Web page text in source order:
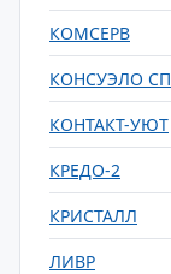
КОМСЕРВ
КОНСУЭЛО СП
КОНТАКТ-УЮТ
КРЕДО-2
КРИСТАЛЛ
ЛИВР